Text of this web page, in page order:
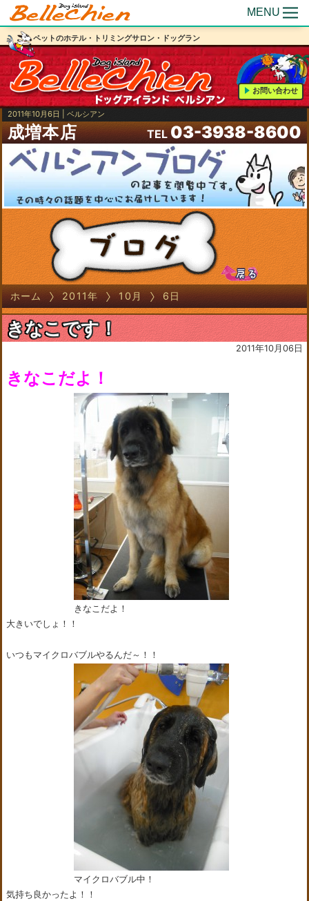
MENU
ペットのホテル・トリミングサロン・ドッグラン
お問い合わせ
2011年10月6日 | ベルシアン
成増本店 TEL 03-3938-8600
ホーム 2011年 10月 6日
きなこです！
2011年10月06日
きなこだよ！
きなこだよ！
大きいでしょ！！
いつもマイクロバブルやるんだ～！！
マイクロバブル中！
気持ち良かったよ！！